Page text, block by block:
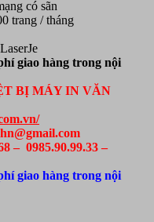
có sãn
trang / tháng
giao hàng trong nội
BỊ MÁY IN VĂN
– 0985.90.99.33 –
giao hàng trong nội